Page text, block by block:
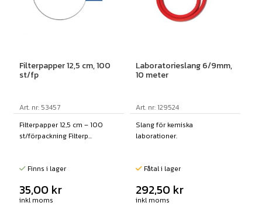
Filterpapper 12,5 cm, 100
st/fp
Art. nr: 53457
Filterpapper 12,5 cm – 100
st/förpackning Filterp...
Finns i lager
35,00 kr
inkl moms
Laboratorieslang 6/9mm,
10 meter
Art. nr: 129524
Slang för kemiska
laborationer.
Fåtal i lager
292,50 kr
inkl moms